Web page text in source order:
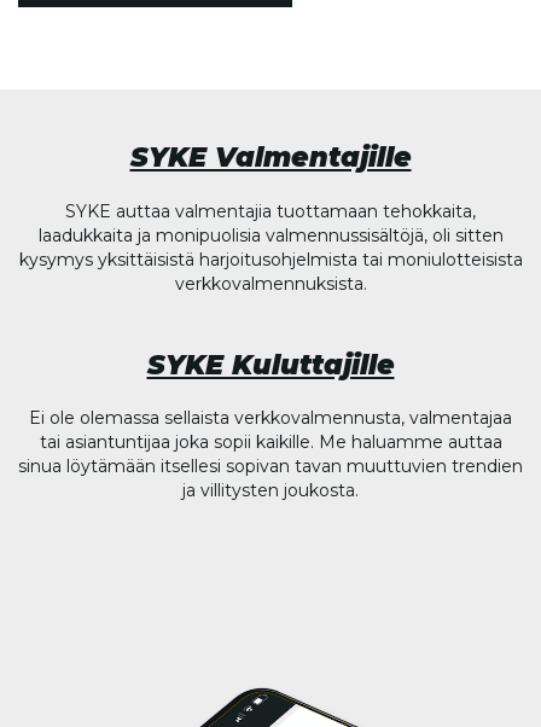
SYKE Valmentajille
SYKE auttaa valmentajia tuottamaan tehokkaita,
laadukkaita ja monipuolisia valmennussisältöjä, oli sitten
kysymys yksittäisistä harjoitusohjelmista tai moniulotteisista
verkkovalmennuksista.
SYKE Kuluttajille
Ei ole olemassa sellaista verkkovalmennusta, valmentajaa
tai asiantuntijaa joka sopii kaikille. Me haluamme auttaa
sinua löytämään itsellesi sopivan tavan muuttuvien trendien
ja villitysten joukosta.